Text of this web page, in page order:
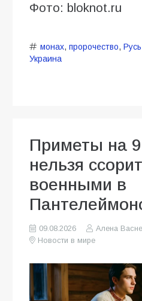
Фото: bloknot.ru
монах, пророчество, Русь
Украина
Приметы на 9
нельзя
военными в
09.08.2026
Алена
Новости в мире